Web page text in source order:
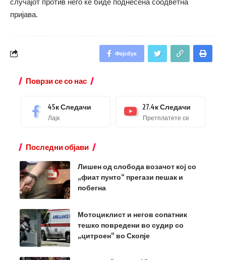
пријава.
Фејсбук
Поврзи се со нас
45кСледачи
Лајк
27.4кСледачи
Претплатете се
Последни објави
Лишен од слобода возачот кој со
„фиат пунто“ прегази пешак и
побегна
Мотоциклист и негов сопатник
тешко повредени во судир со
„цитроен“ во Скопје